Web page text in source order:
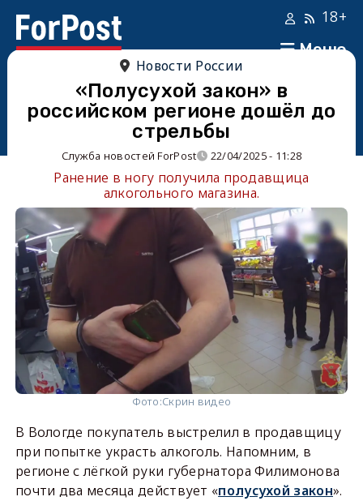
Меню
18+
Новости России
«Полусухой закон» в
российском регионе дошёл до
стрельбы
Служба новостей ForPost 22/04/2025 - 11:28
Ранение в ногу получила продавщица
алкогольного магазина.
Фото:Скрин видео
В Вологде покупатель выстрелил в продавщицу
при попытке украсть алкоголь. Напомним, в
регионе с лёгкой руки губернатора Филимонова
почти два месяца действует «полусухой закон».